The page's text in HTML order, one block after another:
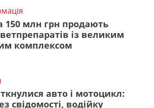
150 млн грн продають
із великим
комплексом
авто і мотоцикл:
свідомості, водійку